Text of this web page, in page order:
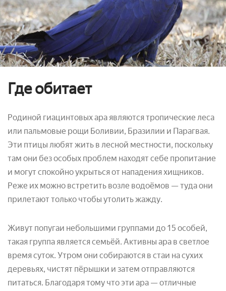
Где обитает
Родиной гиацинтовых ара являются тропические леса
или пальмовые рощи Боливии, Бразилии и Парагвая.
Эти птицы любят жить в лесной местности, поскольку
там они без особых проблем находят себе пропитание
и могут спокойно укрыться от нападения хищников.
Реже их можно встретить возле водоёмов — туда они
прилетают только чтобы утолить жажду.
Живут попугаи небольшими группами до 15 особей,
такая группа является семьёй. Активны ара в светлое
время суток. Утром они собираются в стаи на сухих
деревьях, чистят пёрышки и затем отправляются
питаться. Благодаря тому что эти ара — отличные